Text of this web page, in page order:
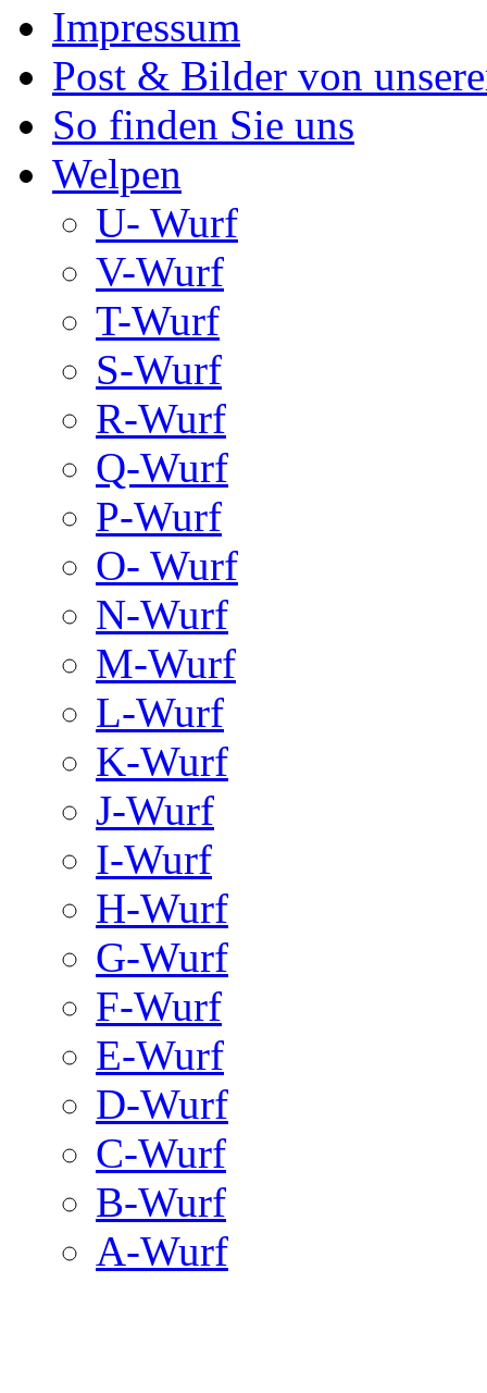
Impressum
Post & Bilder von
So finden Sie uns
Welpen
U- Wurf
V-Wurf
T-Wurf
S-Wurf
R-Wurf
Q-Wurf
P-Wurf
O- Wurf
N-Wurf
M-Wurf
L-Wurf
K-Wurf
J-Wurf
I-Wurf
H-Wurf
G-Wurf
F-Wurf
E-Wurf
D-Wurf
C-Wurf
B-Wurf
A-Wurf